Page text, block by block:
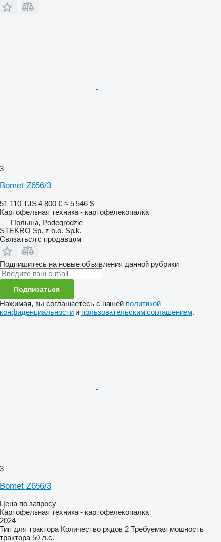
3
Bomet Z656/3
51 110 TJS 4 800 € ≈ 5 546 $
Картофельная техника - картофелекопалка
Польша, Podegrodzie
STEKRO Sp. z o.o. Sp.k.
Связаться с продавцом
Подпишитесь на новые объявления данной рубрики
Подписаться
Нажимая, вы соглашаетесь с нашей политикой
конфиденциальности и пользовательским соглашением.
3
Bomet Z656/3
Цена по запросу
Картофельная техника - картофелекопалка
2024
Тип для трактора Количество рядов 2 Требуемая мощность
трактора 50 л.с.